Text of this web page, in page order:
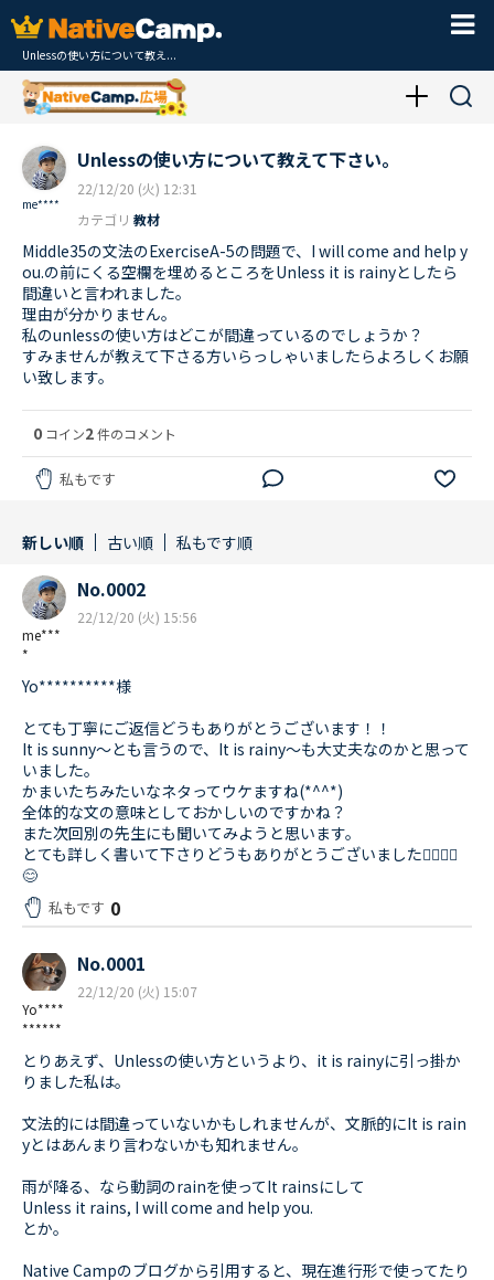
Unlessの使い方について教え...
me****
Unlessの使い方について教えて下さい。
22/12/20 (火) 12:31
カテゴリ 教材
Middle35の文法のExerciseA-5の問題で、I will come and help y
ou.の前にくる空欄を埋めるところをUnless it is rainyとしたら
間違いと言われました。
理由が分かりません。
私のunlessの使い方はどこが間違っているのでしょうか？
すみませんが教えて下さる方いらっしゃいましたらよろしくお願
い致します。
0 コイン2件のコメント
私もです
新しい順 古い順 私もです順
me***
*
No.0002
22/12/20 (火) 15:56
Yo**********様
とても丁寧にご返信どうもありがとうございます！！
It is sunny〜とも言うので、It is rainy〜も大丈夫なのかと思って
いました。
かまいたちみたいなネタってウケますね(*^^*)
全体的な文の意味としておかしいのですかね？
また次回別の先生にも聞いてみようと思います。
とても詳しく書いて下さりどうもありがとうございました🙇‍♀️🙇‍♀️
😊
私もです 0
Yo****
******
No.0001
22/12/20 (火) 15:07
とりあえず、Unlessの使い方というより、it is rainyに引っ掛か
りました私は。
文法的には間違っていないかもしれませんが、文脈的にIt is rain
yとはあんまり言わないかも知れません。
雨が降る、なら動詞のrainを使ってIt rainsにして
Unless it rains, I will come and help you.
とか。
Native Campのブログから引用すると、現在進行形で使ってたり